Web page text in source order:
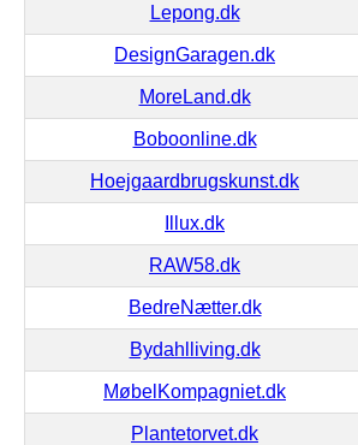
Lepong.dk
DesignGaragen.dk
MoreLand.dk
Boboonline.dk
Hoejgaardbrugskunst.dk
Illux.dk
RAW58.dk
BedreNætter.dk
Bydahlliving.dk
MøbelKompagniet.dk
Plantetorvet.dk